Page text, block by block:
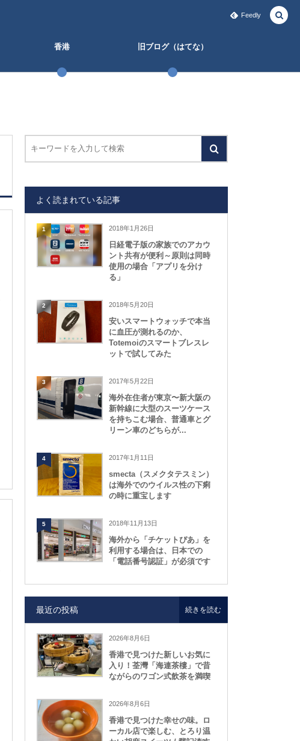
Feedly
香港 旧ブログ（はてな）
よく読まれている記事
1 2018年1月26日
日経電子版の家族でのアカウ
ント共有が便利～原則は同時
使用の場合「アプリを分け
る」
2 2018年5月20日
安いスマートウォッチで本当
に血圧が測れるのか、
Totemoiのスマートブレスレ
ットで試してみた
3 2017年5月22日
海外在住者が東京〜新大阪の
新幹線に大型のスーツケース
を持ちこむ場合、普通車とグ
リーン車のどちらが...
4 2017年1月11日
smecta（スメクタテスミン）
は海外でのウイルス性の下痢
の時に重宝します
5 2018年11月13日
海外から「チケットぴあ」を
利用する場合は、日本での
「電話番号認証」が必須です
最近の投稿
2026年8月6日
香港で見つけた新しいお気に
入り！荃灣「海連茶樓」で昔
ながらのワゴン式飲茶を満喫
2026年8月6日
香港で見つけた幸せの味。ロ
ーカル店で楽しむ、とろり温
続きを読む